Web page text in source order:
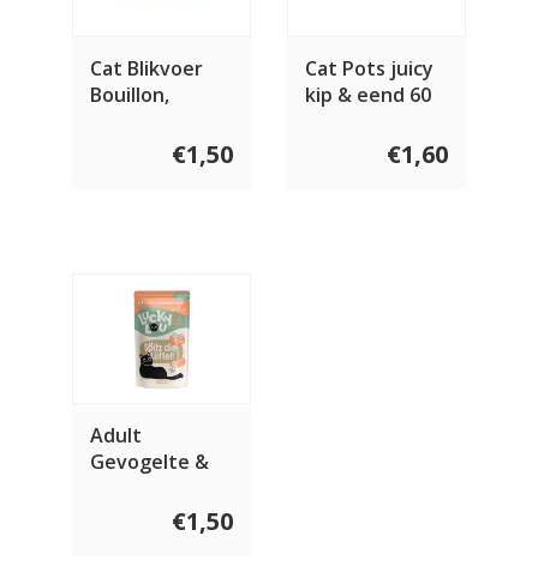
Cat Blikvoer
Bouillon,
€1,50
Cat Pots juicy
kip & eend 60
€1,60
Adult
Gevogelte &
€1,50